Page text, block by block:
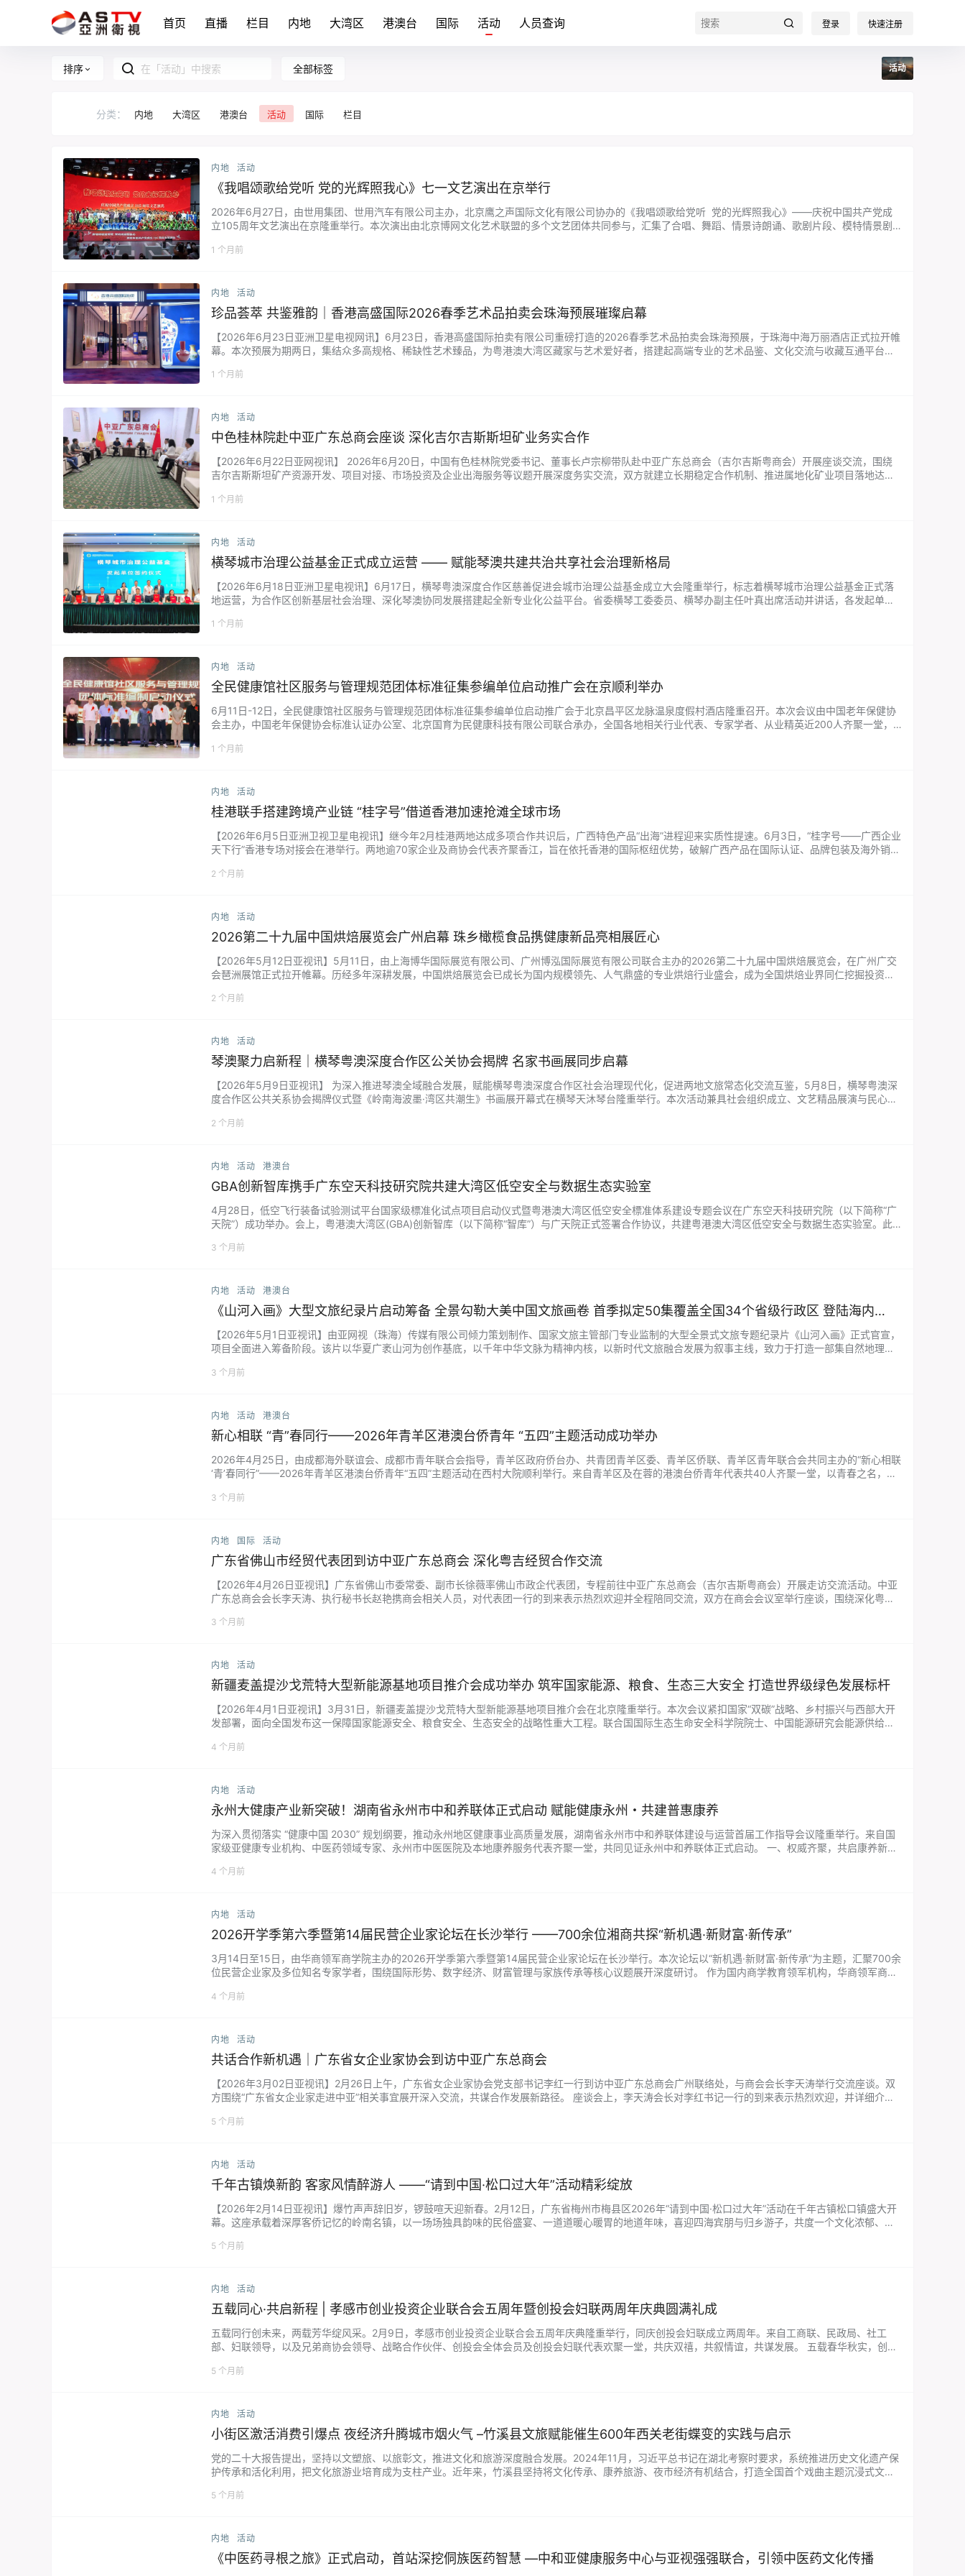
首页 直播 栏目 内地 大湾区 港澳台 国际 活动 人员查询 登录 快速注册
排序 全部标签 活动
分类： 内地 大湾区 港澳台 活动 国际 栏目
内地 活动
《我唱颂歌给党听 党的光辉照我心》七一文艺演出在京举行
2026年6月27日，由世用集团、世用汽车有限公司主办，北京鹰之声国际文化有限公司协办的《我唱颂歌给党听 党的光辉照我心》——庆祝中国共产党成
立105周年文艺演出在京隆重举行。本次演出由北京博网文化艺术联盟的多个文艺团体共同参与，汇集了合唱、舞蹈、情景诗朗诵、歌剧片段、模特情景剧
1 个月前
内地 活动
珍品荟萃 共鉴雅韵｜香港高盛国际2026春季艺术品拍卖会珠海预展璀璨启幕
【2026年6月23日亚洲卫星电视网讯】6月23日，香港高盛国际拍卖有限公司重磅打造的2026春季艺术品拍卖会珠海预展，于珠海中海万丽酒店正式拉开帷
幕。本次预展为期两日，集结众多高规格、稀缺性艺术臻品，为粤港澳大湾区藏家与艺术爱好者，搭建起高端专业的艺术品鉴、文化交流与收藏互通平台。
1 个月前
内地 活动
中色桂林院赴中亚广东总商会座谈 深化吉尔吉斯斯坦矿业务实合作
【2026年6月22日亚网视讯】 2026年6月20日，中国有色桂林院党委书记、董事长卢宗柳带队赴中亚广东总商会（吉尔吉斯粤商会）开展座谈交流，围绕
吉尔吉斯斯坦矿产资源开发、项目对接、市场投资及企业出海服务等议题开展深度务实交流，双方就建立长期稳定合作机制、推进属地化矿业项目落地达成
1 个月前
内地 活动
横琴城市治理公益基金正式成立运营 —— 赋能琴澳共建共治共享社会治理新格局
【2026年6月18日亚洲卫星电视讯】6月17日，横琴粤澳深度合作区慈善促进会城市治理公益基金成立大会隆重举行，标志着横琴城市治理公益基金正式落
地运营，为合作区创新基层社会治理、深化琴澳协同发展搭建起全新专业化公益平台。省委横琴工委委员、横琴办副主任叶真出席活动并讲话，各发起单
1 个月前
内地 活动
全民健康馆社区服务与管理规范团体标准征集参编单位启动推广会在京顺利举办
6月11日-12日，全民健康馆社区服务与管理规范团体标准征集参编单位启动推广会于北京昌平区龙脉温泉度假村酒店隆重召开。本次会议由中国老年保健协
会主办，中国老年保健协会标准认证办公室、北京国育为民健康科技有限公司联合承办，全国各地相关行业代表、专家学者、从业精英近200人齐聚一堂，
1 个月前
内地 活动
桂港联手搭建跨境产业链 “桂字号”借道香港加速抢滩全球市场
【2026年6月5日亚洲卫视卫星电视讯】继今年2月桂港两地达成多项合作共识后，广西特色产品“出海”进程迎来实质性提速。6月3日，“桂字号——广西企业
天下行”香港专场对接会在港举行。两地逾70家企业及商协会代表齐聚香江，旨在依托香港的国际枢纽优势，破解广西产品在国际认证、品牌包装及海外销售
2 个月前
内地 活动
2026第二十九届中国烘焙展览会广州启幕 珠乡橄榄食品携健康新品亮相展匠心
【2026年5月12日亚视讯】5月11日，由上海博华国际展览有限公司、广州博泓国际展览有限公司联合主办的2026第二十九届中国烘焙展览会，在广州广交
会琶洲展馆正式拉开帷幕。历经多年深耕发展，中国烘焙展览会已成长为国内规模领先、人气鼎盛的专业烘焙行业盛会，成为全国烘焙业界同仁挖掘投资商
2 个月前
内地 活动
琴澳聚力启新程｜横琴粤澳深度合作区公关协会揭牌 名家书画展同步启幕
【2026年5月9日亚视讯】 为深入推进琴澳全域融合发展，赋能横琴粤澳深度合作区社会治理现代化，促进两地文旅常态化交流互鉴，5月8日，横琴粤澳深
度合作区公共关系协会揭牌仪式暨《岭南海波墨·湾区共潮生》书画展开幕式在横琴天沐琴台隆重举行。本次活动兼具社会组织成立、文艺精品展演与民心相
2 个月前
内地 活动 港澳台
GBA创新智库携手广东空天科技研究院共建大湾区低空安全与数据生态实验室
4月28日，低空飞行装备试验测试平台国家级標准化试点项目启动仪式暨粤港澳大湾区低空安全標准体系建设专题会议在广东空天科技研究院（以下简称“广
天院”）成功举办。会上，粤港澳大湾区(GBA)创新智库（以下简称“智库”）与广天院正式签署合作协议，共建粤港澳大湾区低空安全与数据生态实验室。此
3 个月前
内地 活动 港澳台
《山河入画》大型文旅纪录片启动筹备 全景勾勒大美中国文旅画卷 首季拟定50集覆盖全国34个省级行政区 登陆海内外
主流平台全球传播
【2026年5月1日亚视讯】由亚网视（珠海）传媒有限公司倾力策划制作、国家文旅主管部门专业监制的大型全景式文旅专题纪录片《山河入画》正式官宣，
项目全面进入筹备阶段。该片以华夏广袤山河为创作基底，以千年中华文脉为精神内核，以新时代文旅融合发展为叙事主线，致力于打造一部集自然地理风
3 个月前
内地 活动 港澳台
新心相联 “青”春同行——2026年青羊区港澳台侨青年 “五四”主题活动成功举办
2026年4月25日，由成都海外联谊会、成都市青年联合会指导，青羊区政府侨台办、共青团青羊区委、青羊区侨联、青羊区青年联合会共同主办的“新心相联
‘青’春同行”——2026年青羊区港澳台侨青年“五四”主题活动在西村大院顺利举行。来自青羊区及在蓉的港澳台侨青年代表共40人齐聚一堂，以青春之名，赴
3 个月前
内地 国际 活动
广东省佛山市经贸代表团到访中亚广东总商会 深化粤吉经贸合作交流
【2026年4月26日亚视讯】广东省佛山市委常委、副市长徐薇率佛山市政企代表团，专程前往中亚广东总商会（吉尔吉斯粤商会）开展走访交流活动。中亚
广东总商会会长李天涛、执行秘书长赵艳携商会相关人员，对代表团一行的到来表示热烈欢迎并全程陪同交流，双方在商会会议室举行座谈，围绕深化粤吉
3 个月前
内地 活动
新疆麦盖提沙戈荒特大型新能源基地项目推介会成功举办 筑牢国家能源、粮食、生态三大安全 打造世界级绿色发展标杆
【2026年4月1日亚视讯】3月31日，新疆麦盖提沙戈荒特大型新能源基地项目推介会在北京隆重举行。本次会议紧扣国家“双碳”战略、乡村振兴与西部大开
发部署，面向全国发布这一保障国家能源安全、粮食安全、生态安全的战略性重大工程。联合国国际生态生命安全科学院院士、中国能源研究会能源供给与
4 个月前
内地 活动
永州大健康产业新突破！湖南省永州市中和养联体正式启动 赋能健康永州・共建普惠康养
为深入贯彻落实 “健康中国 2030” 规划纲要，推动永州地区健康事业高质量发展，湖南省永州市中和养联体建设与运营首届工作指导会议隆重举行。来自国
家级亚健康专业机构、中医药领域专家、永州市中医医院及本地康养服务代表齐聚一堂，共同见证永州中和养联体正式启动。 一、权威齐聚，共启康养新征
4 个月前
内地 活动
2026开学季第六季暨第14届民营企业家论坛在长沙举行 ——700余位湘商共探“新机遇·新财富·新传承”
3月14日至15日，由华商领军商学院主办的2026开学季第六季暨第14届民营企业家论坛在长沙举行。本次论坛以“新机遇·新财富·新传承”为主题，汇聚700余
位民营企业家及多位知名专家学者，围绕国际形势、数字经济、财富管理与家族传承等核心议题展开深度研讨。 作为国内商学教育领军机构，华商领军商学
4 个月前
内地 活动
共话合作新机遇｜广东省女企业家协会到访中亚广东总商会
【2026年3月02日亚视讯】2月26日上午，广东省女企业家协会党支部书记李红一行到访中亚广东总商会广州联络处，与商会会长李天涛举行交流座谈。双
方围绕“广东省女企业家走进中亚”相关事宜展开深入交流，共谋合作发展新路径。 座谈会上，李天涛会长对李红书记一行的到来表示热烈欢迎，并详细介绍
5 个月前
内地 活动
千年古镇焕新韵 客家风情醉游人 ——“请到中国·松口过大年”活动精彩绽放
【2026年2月14日亚视讯】爆竹声声辞旧岁，锣鼓喧天迎新春。2月12日，广东省梅州市梅县区2026年“请到中国·松口过大年”活动在千年古镇松口镇盛大开
幕。这座承载着深厚客侨记忆的岭南名镇，以一场场独具韵味的民俗盛宴、一道道暖心暖胃的地道年味，喜迎四海宾朋与归乡游子，共度一个文化浓郁、热
5 个月前
内地 活动
五载同心·共启新程 | 孝感市创业投资企业联合会五周年暨创投会妇联两周年庆典圆满礼成
五载同行创未来，两载芳华绽风采。2月9日，孝感市创业投资企业联合会五周年庆典隆重举行，同庆创投会妇联成立两周年。来自工商联、民政局、社工
部、妇联领导，以及兄弟商协会领导、战略合作伙伴、创投会全体会员及创投会妇联代表欢聚一堂，共庆双禧，共叙情谊，共谋发展。 五载春华秋实，创投
5 个月前
内地 活动
小街区激活消费引爆点 夜经济升腾城市烟火气 –竹溪县文旅赋能催生600年西关老街蝶变的实践与启示
党的二十大报告提出，坚持以文塑旅、以旅彰文，推进文化和旅游深度融合发展。2024年11月，习近平总书记在湖北考察时要求，系统推进历史文化遗产保
护传承和活化利用，把文化旅游业培育成为支柱产业。近年来，竹溪县坚持将文化传承、康养旅游、夜市经济有机结合，打造全国首个戏曲主题沉浸式文旅
5 个月前
内地 活动
《中医药寻根之旅》正式启动，首站深挖侗族医药智慧 —中和亚健康服务中心与亚视强强联合，引领中医药文化传播